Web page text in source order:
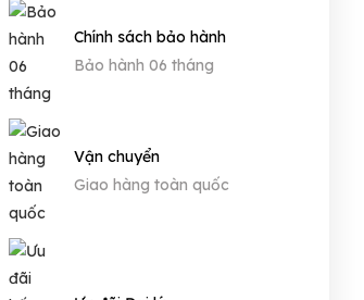
Chính sách bảo hành
Bảo hành 06 tháng
Vận chuyển
Giao hàng toàn quốc